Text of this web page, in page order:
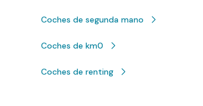
Coches de segunda mano
Coches de km0
Coches de renting